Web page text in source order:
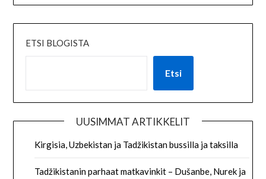
ETSI BLOGISTA
Etsi
UUSIMMAT ARTIKKELIT
Kirgisia, Uzbekistan ja Tadžikistan bussilla ja taksilla
Tadžikistanin parhaat matkavinkit – Dušanbe, Nurek ja